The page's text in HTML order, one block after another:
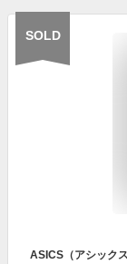
SOLD